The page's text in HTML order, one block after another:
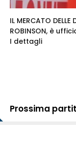
IL MERCATO
ROBINSON, è
I dettagli
Prossima